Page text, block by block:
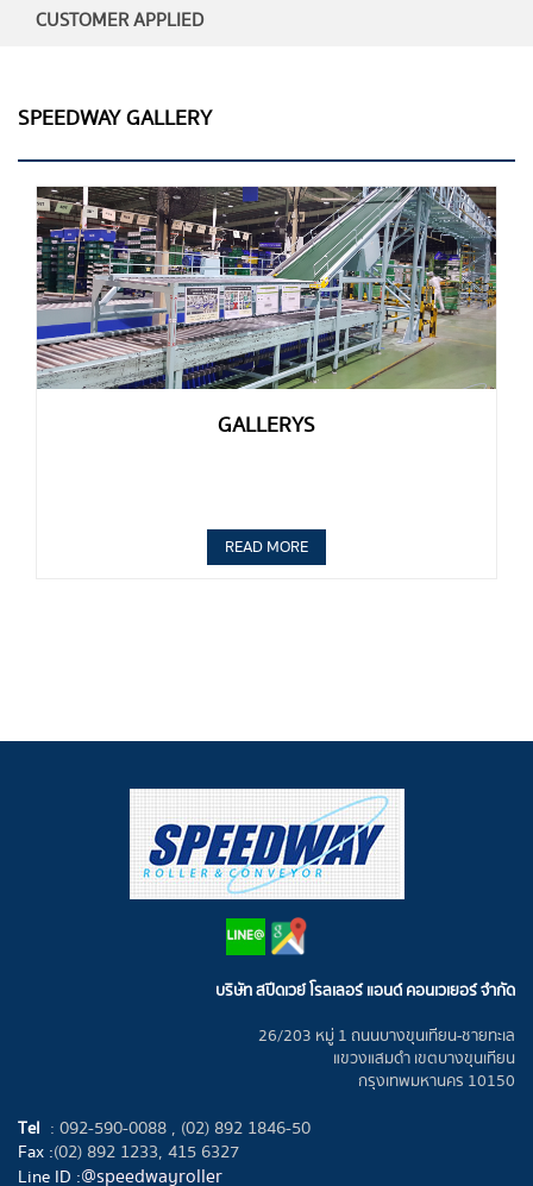
CUSTOMER APPLIED
SPEEDWAY GALLERY
GALLERYS
READ MORE
บริษัท สปีดเวย์ โรลเลอร์ แอนด์ คอนเวเยอร์ จำกัด
26/203 หมู่ 1 ถนนบางขุนเทียน-ชายทะเล
แขวงแสมดำ เขตบางขุนเทียน
กรุงเทพมหานคร 10150
Tel : 092-590-0088 , (02) 892 1846-50
Fax :(02) 892 1233, 415 6327
Line ID :@speedwayroller